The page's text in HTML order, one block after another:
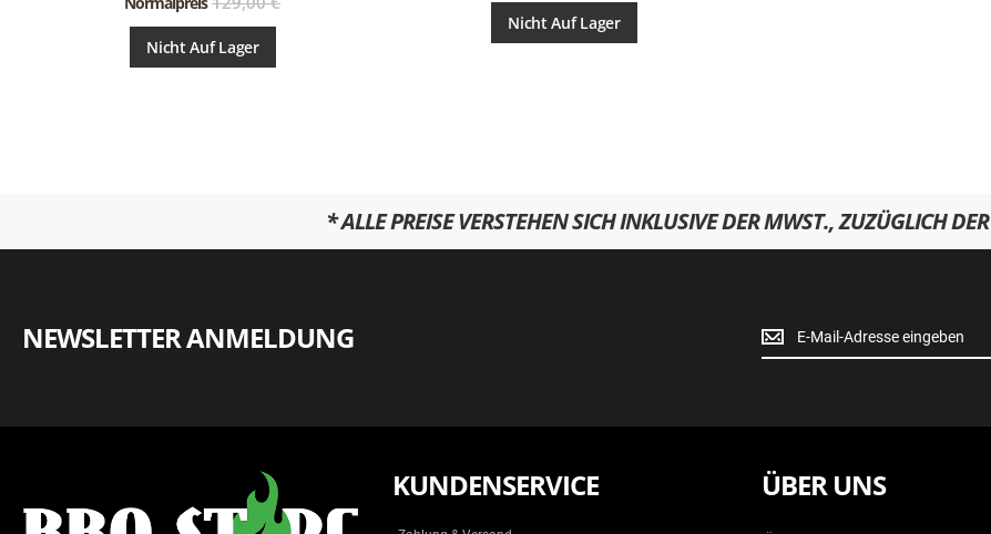
Nicht Auf Lager
Nicht Auf Lager
* ALLE PREISE VERSTEHEN SICH INKLUSIVE DER MWST., ZUZÜGLICH DER
NEWSLETTER ANMELDUNG
Newsletter
Anmeldung
KUNDENSERVICE ÜBER UNS